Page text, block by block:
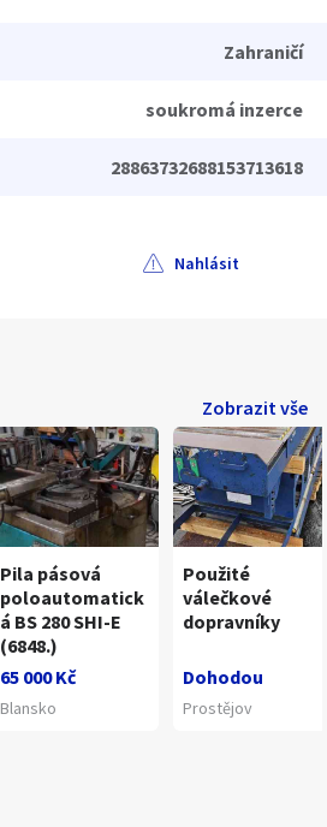
Zahraničí
soukromá inzerce
28863732688153713618
Nahlásit
Zobrazit vše
Pila pásová
poloautomatick
á BS 280 SHI-E
(6848.)
65 000 Kč
Blansko
Použité
válečkové
dopravníky
Dohodou
Prostějov